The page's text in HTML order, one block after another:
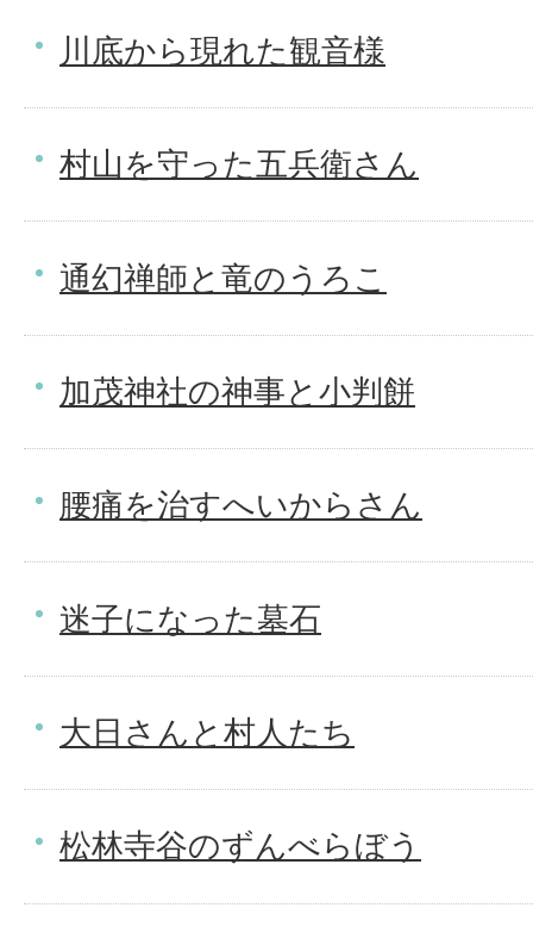
川底から現れた観音様
村山を守った五兵衛さん
通幻禅師と竜のうろこ
加茂神社の神事と小判餅
腰痛を治すへいからさん
迷子になった墓石
大日さんと村人たち
松林寺谷のずんべらぼう